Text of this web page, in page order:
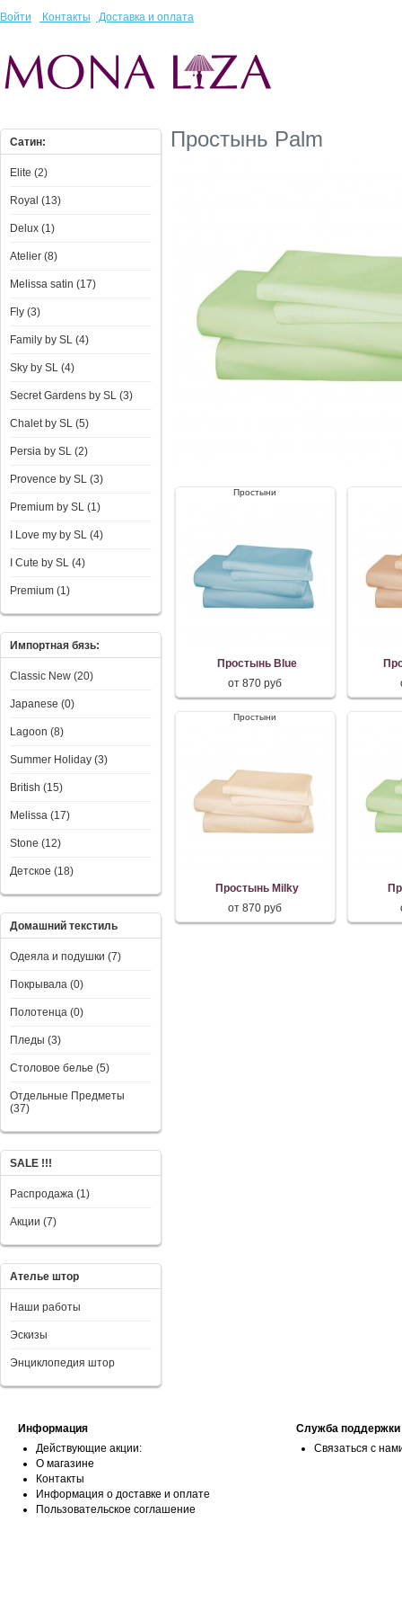
Войти Контакты Доставка и оплата
Сатин:
Elite (2)
Royal (13)
Delux (1)
Atelier (8)
Melissa satin (17)
Fly (3)
Family by SL (4)
Sky by SL (4)
Secret Gardens by SL (3)
Chalet by SL (5)
Persia by SL (2)
Provence by SL (3)
Premium by SL (1)
I Love my by SL (4)
I Сute by SL (4)
Premium (1)
Импортная бязь:
Classic New (20)
Japanese (0)
Lagoon (8)
Summer Holiday (3)
British (15)
Melissa (17)
Stone (12)
Детское (18)
Домашний текстиль
Одеяла и подушки (7)
Покрывала (0)
Полотенца (0)
Пледы (3)
Столовое белье (5)
Отдельные Предметы
(37)
SALE !!!
Распродажа (1)
Акции (7)
Ателье штор
Наши работы
Эскизы
Энциклопедия штор
Простынь Palm
Простыни
Простынь Blue
от 870 руб
Простыни
Простынь Milky
от 870 руб
Информация
Действующие акции:
О магазине
Контакты
Информация о доставке и оплате
Пользовательское соглашение
Служба поддержки
Связаться с